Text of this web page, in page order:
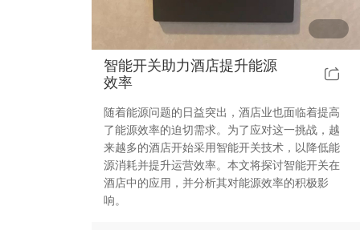
智典系列智能开关
靓典系列智能开关
君典系列智能开关
凯越系列智能开关
客控系统方案3
客控系统方案4
壁龛式插卡取电
智能开关助力酒店提升能源
效率
随着能源问题的日益突出，酒店业也面临着提高
了能源效率的迫切需求。为了应对这一挑战，越
来越多的酒店开始采用智能开关技术，以降低能
源消耗并提升运营效率。本文将探讨智能开关在
酒店中的应用，并分析其对能源效率的积极影
响。